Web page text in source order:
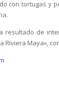
con tortugas y
resultado de
Riviera Maya»,